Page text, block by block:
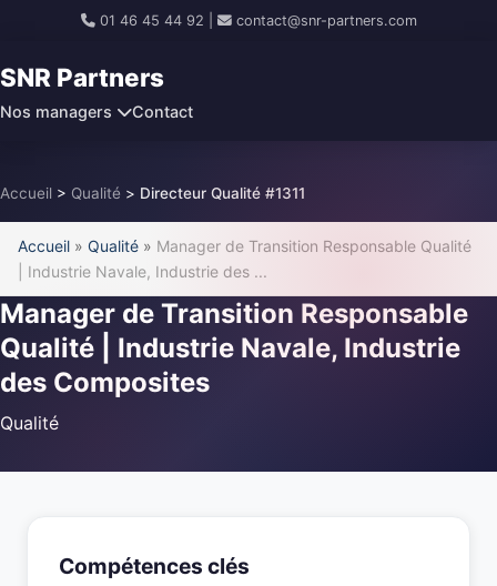
01 46 45 44 92 contact@snr-partners.com
SNR Partners
Nos managers Contact
Accueil > Qualité > Directeur Qualité #1311
Accueil » Qualité » Manager de Transition Responsable Qualité
| Industrie Navale, Industrie des ...
Manager de Transition Responsable
Qualité | Industrie Navale, Industrie
des Composites
Qualité
Compétences clés